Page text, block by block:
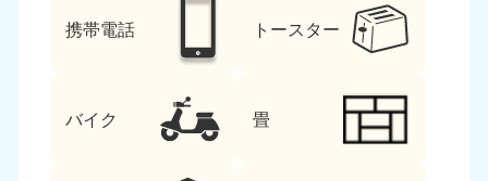
携帯電話 トースター
バイク 畳